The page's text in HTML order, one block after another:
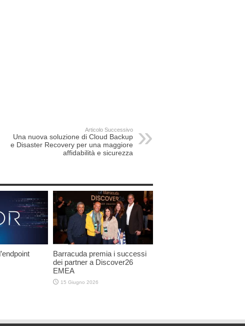
Articolo Successivo
Una nuova soluzione di Cloud Backup
e Disaster Recovery per una maggiore
affidabilità e sicurezza
Barracuda premia i successi
dei partner a Discover26
EMEA
15 Giugno 2026